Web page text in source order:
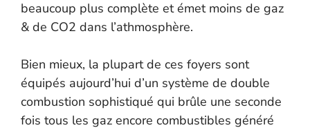
beaucoup plus complète et émet moins de gaz
& de CO2 dans l’athmosphère.
Bien mieux, la plupart de ces foyers sont
équipés aujourd’hui d’un système de double
combustion sophistiqué qui brûle une seconde
fois tous les gaz encore combustibles généré